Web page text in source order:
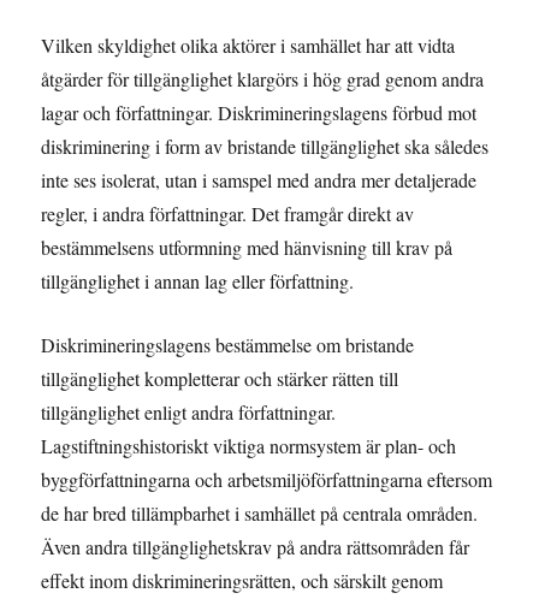
Vilken skyldighet olika aktörer i samhället har att vidta
åtgärder för tillgänglighet klargörs i hög grad genom andra
lagar och författningar. Diskrimineringslagens förbud mot
diskriminering i form av bristande tillgänglighet ska således
inte ses isolerat, utan i samspel med andra mer detaljerade
regler, i andra författningar. Det framgår direkt av
bestämmelsens utformning med hänvisning till krav på
tillgänglighet i annan lag eller författning.
Diskrimineringslagens bestämmelse om bristande
tillgänglighet kompletterar och stärker rätten till
tillgänglighet enligt andra författningar.
Lagstiftningshistoriskt viktiga normsystem är plan- och
byggförfattningarna och arbetsmiljöförfattningarna eftersom
de har bred tillämpbarhet i samhället på centrala områden.
Även andra tillgänglighetskrav på andra rättsområden får
effekt inom diskrimineringsrätten, och särskilt genom